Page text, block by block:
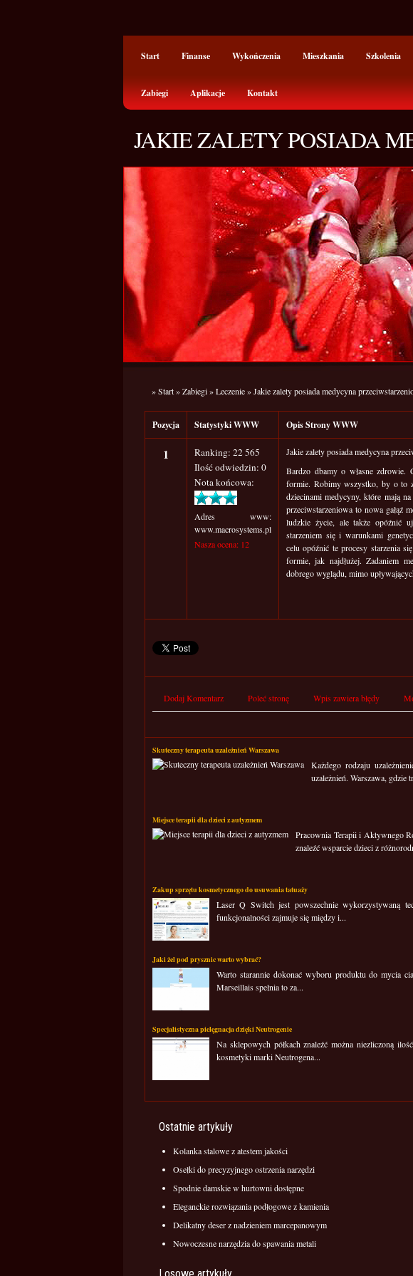
Start Finanse Wykończenia Mieszkania Szkolenia
Zabiegi Aplikacje Kontakt
JAKIE ZALETY POSIADA
»Start»Zabiegi»Leczenie»Jakie zalety posiada medycyna
Pozycja Statystyki WWW Opis Strony WWW
1
Ranking: 22 565
Ilość odwiedzin: 0
Nota końcowa:
Adres www:
www.macrosystems.pl
Nasza ocena: 12
Jakie zalety posiada medycyna
Bardzo dbamy o własne zdrowie.
formie. Robimy wszystko, by o to
dziecinami medycyny, które mają
przeciwstarzeniowa to nowa gałąź
ludzkie życie, ale także opóźnić
starzeniem się i warunkami
celu opóźnić te procesy starzenia
formie, jak najdłużej. Zadaniem
dobrego wyglądu, mimo
Dodaj Komentarz Poleć stronę Wpis zawiera błędy
Skuteczny terapeuta uzależnień Warszawa
Każdego rodzaju
uzależnień. Warszawa, gdzie
Miejsce terapii dla dzieci z autyzmem
Pracownia Terapii i Aktywnego
znaleźć wsparcie dzieci z
Zakup sprzętu kosmetycznego do usuwania tatuaży
Laser Q Switch jest powszechnie wykorzystywaną
funkcjonalności zajmuje się między i...
Jaki żel pod prysznic warto wybrać?
Warto starannie dokonać wyboru produktu do mycia
Marseillais spełnia to za...
Specjalistyczna pielęgnacja dzięki Neutrogenie
Na sklepowych półkach znaleźć można niezliczoną
kosmetyki marki Neutrogena...
Ostatnie artykuły
Kolanka stalowe z atestem jakości
Osełki do precyzyjnego ostrzenia narzędzi
Spodnie damskie w hurtowni dostępne
Eleganckie rozwiązania podłogowe z kamienia
Delikatny deser z nadzieniem marcepanowym
Nowoczesne narzędzia do spawania metali